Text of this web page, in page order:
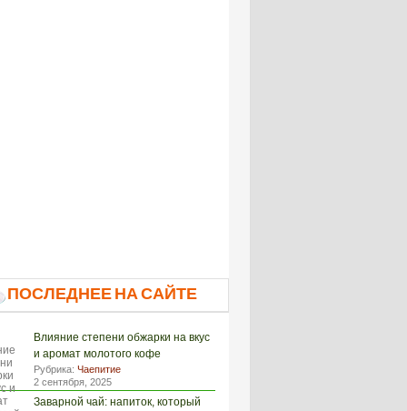
ПОСЛЕДНЕЕ НА САЙТЕ
Влияние степени обжарки на вкус
и аромат молотого кофе
Рубрика: Чаепитие
2 сентября, 2025
Заварной чай: напиток, который